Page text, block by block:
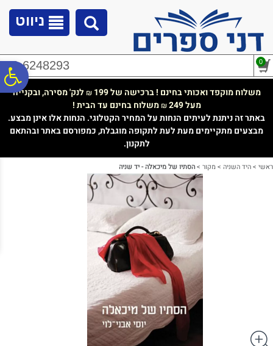
נגישות
ניווט
02-6248293 0
משלוח מוקפד ואכותי בחינם ! ברכישה של 199 ₪ לנק' מסירה, ובקנייה
מעל 249
₪משלוח בחינם עד הבית !
באתר זה ניתנת לעיתים הנחות על המחיר הקטלוגי. הנחות אלו אינן מבצע.
מבצעים מתקיימים מעת לעת לתקופה מוגבלת, כמפורסם באתר ובהתאם
לתקנון.
ראשי >היד השניה >מקור >הסתיו של מיכאלה - יד שניה